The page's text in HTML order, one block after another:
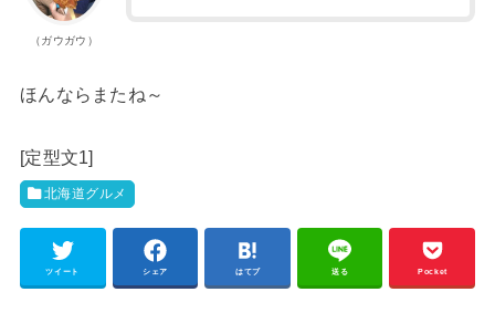
（ガウガウ）
ほんならまたね～
[定型文1]
北海道グルメ
ツイート シェア はてブ 送る Pocket